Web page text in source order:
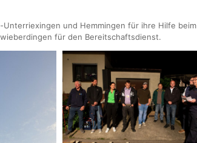
und Hemmingen für ihre Hilfe beim
für den Bereitschaftsdienst.